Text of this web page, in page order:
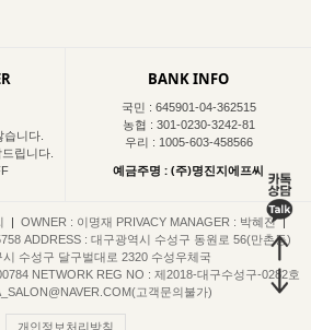
니다.
립니다.
BANK INFO
국민 : 645901-04-362515
농협 : 301-0230-3242-81
우리 : 1005-603-458566
예금주명 : (주)명진지에프씨
| OWNER : 이명재 PRIVACY MANAGER : 박혜진 |
ADDRESS : 대구광역시 수성구 동원로 56(만촌동)
시 수성구 달구벌대로 2320 수성우체국
NETWORK REG NO : 제2018-대구수성구-0282호
고객문의불가)
개인정보처리방침